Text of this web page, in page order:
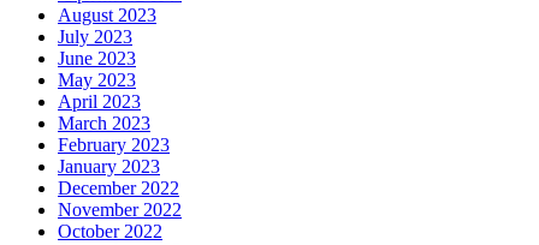
August 2023
July 2023
June 2023
May 2023
April 2023
March 2023
February 2023
January 2023
December 2022
November 2022
October 2022